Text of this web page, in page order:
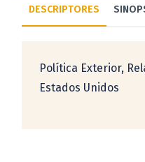
DESCRIPTORES
Política Exterior,
Estados Unidos